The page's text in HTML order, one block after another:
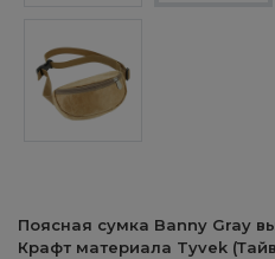
Поясная сумка Banny Gray
Крафт материала Tyvek